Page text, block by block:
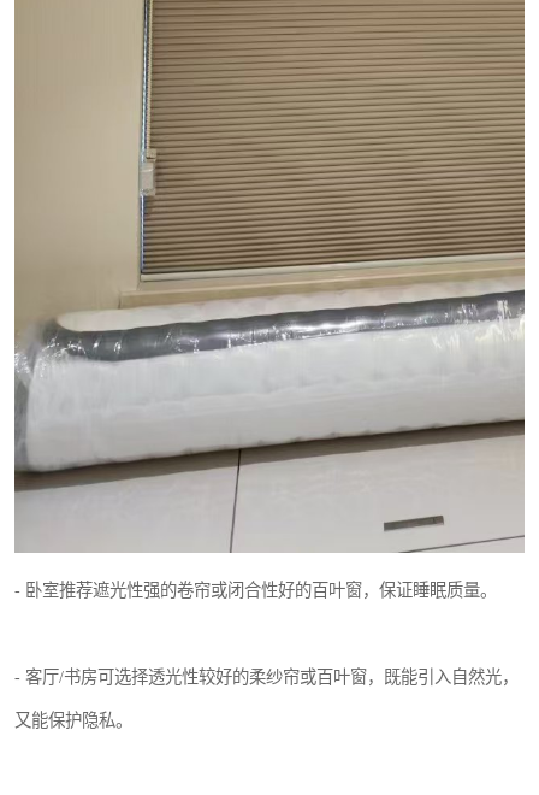
- 卧室推荐遮光性强的卷帘或闭合性好的百叶窗，保证睡眠质量。
- 客厅/书房可选择透光性较好的柔纱帘或百叶窗，既能引入自然光，
又能保护隐私。